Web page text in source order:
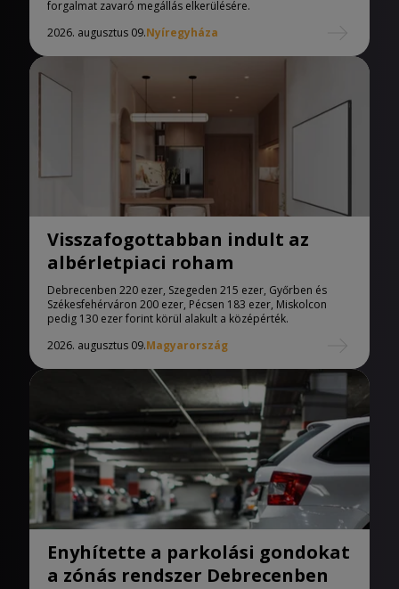
forgalmat zavaró megállás elkerülésére.
2026. augusztus 09.Nyíregyháza
Visszafogottabban indult az
albérletpiaci roham
Debrecenben 220 ezer, Szegeden 215 ezer, Győrben és
Székesfehérváron 200 ezer, Pécsen 183 ezer, Miskolcon
pedig 130 ezer forint körül alakult a középérték.
2026. augusztus 09.Magyarország
Enyhítette a parkolási gondokat
a zónás rendszer Debrecenben